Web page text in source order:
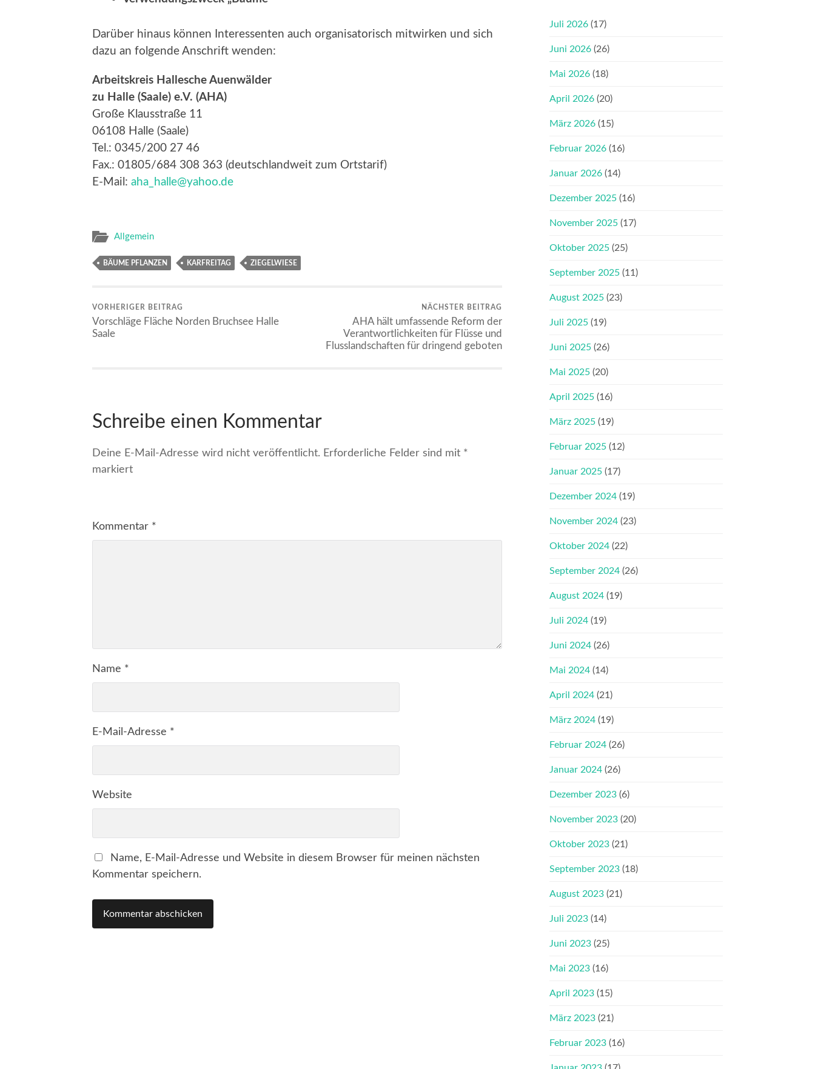
Darüber hinaus können Interessenten auch organisatorisch mitwirken und sich
dazu an folgende Anschrift wenden:
Arbeitskreis Hallesche Auenwälder
zu Halle (Saale) e.V. (AHA)
Große Klausstraße 11
06108 Halle (Saale)
Tel.: 0345/200 27 46
Fax.: 01805/684 308 363 (deutschlandweit zum Ortstarif)
E-Mail: aha_halle@yahoo.de
Allgemein
BÄUME PFLANZEN KARFREITAG ZIEGELWIESE
VORHERIGER BEITRAG
Vorschläge Fläche Norden Bruchsee Halle
Saale
NÄCHSTER BEITRAG
AHA hält umfassende Reform der
Verantwortlichkeiten für Flüsse und
Flusslandschaften für dringend geboten
Schreibe einen Kommentar
Deine E-Mail-Adresse wird nicht veröffentlicht. Erforderliche Felder sind mit *
markiert
Kommentar *
Name *
E-Mail-Adresse *
Website
Name, E-Mail-Adresse und Website in diesem Browser für meinen nächsten
Kommentar speichern.
Juli 2026 (17)
Juni 2026 (26)
Mai 2026 (18)
April 2026 (20)
März 2026 (15)
Februar 2026 (16)
Januar 2026 (14)
Dezember 2025 (16)
November 2025 (17)
Oktober 2025 (25)
September 2025 (11)
August 2025 (23)
Juli 2025 (19)
Juni 2025 (26)
Mai 2025 (20)
April 2025 (16)
März 2025 (19)
Februar 2025 (12)
Januar 2025 (17)
Dezember 2024 (19)
November 2024 (23)
Oktober 2024 (22)
September 2024 (26)
August 2024 (19)
Juli 2024 (19)
Juni 2024 (26)
Mai 2024 (14)
April 2024 (21)
März 2024 (19)
Februar 2024 (26)
Januar 2024 (26)
Dezember 2023 (6)
November 2023 (20)
Oktober 2023 (21)
September 2023 (18)
August 2023 (21)
Juli 2023 (14)
Juni 2023 (25)
Mai 2023 (16)
April 2023 (15)
März 2023 (21)
Februar 2023 (16)